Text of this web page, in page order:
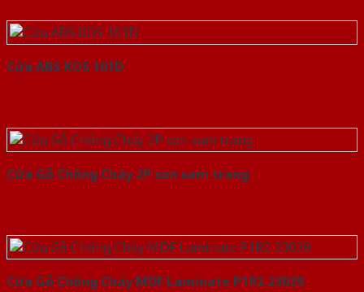
Cửa ABS KOS 101D
Cửa Gỗ Chống Cháy 2P son xam trang
Cửa Gỗ Chống Cháy MDF Laminate P1R2 23029